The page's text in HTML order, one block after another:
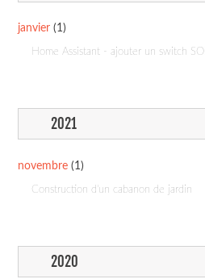
janvier (1)
Home Assistant - ajouter un switch
2021
novembre (1)
Construction d'un cabanon de jardin
2020